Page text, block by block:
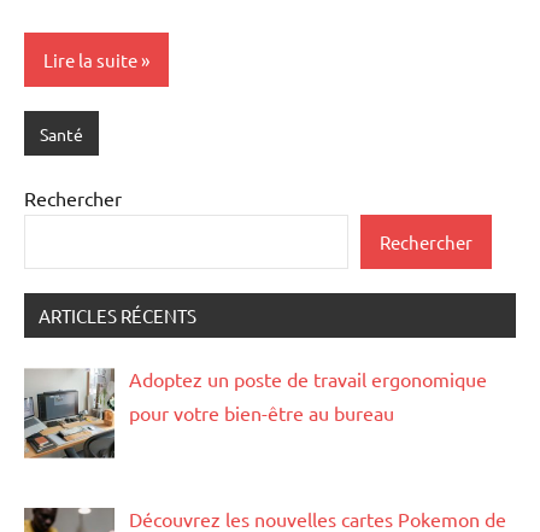
Lire la suite
Santé
Rechercher
Rechercher
ARTICLES RÉCENTS
Adoptez un poste de travail ergonomique
pour votre bien-être au bureau
Découvrez les nouvelles cartes Pokemon de